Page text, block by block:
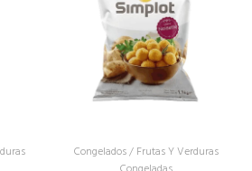
Congelados/ Frutas Y Verduras